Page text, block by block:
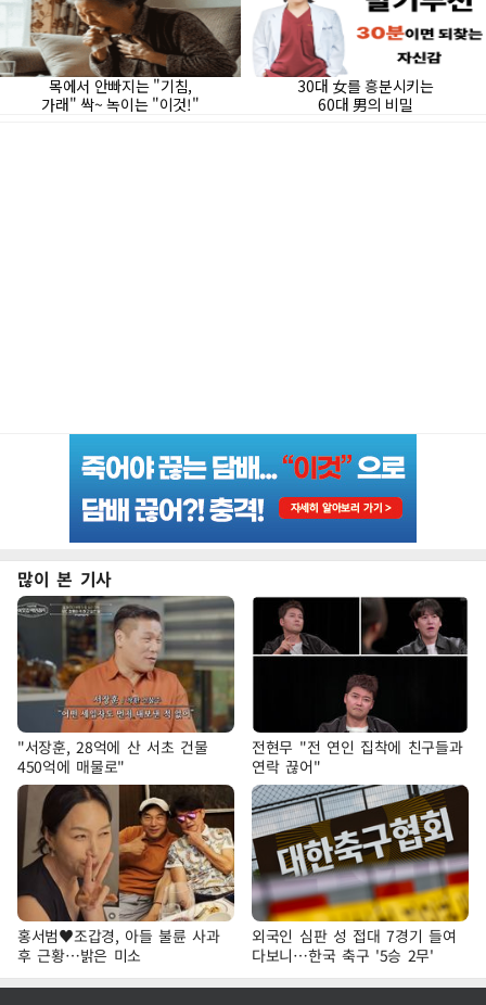
많이 본 기사
"서장훈, 28억에 산 서초 건물
450억에 매물로"
전현무 "전 연인 집착에 친구들과
연락 끊어"
홍서범♥조갑경, 아들 불륜 사과
후 근황…밝은 미소
외국인 심판 성 접대 7경기 들여
다보니…한국 축구 '5승 2무'